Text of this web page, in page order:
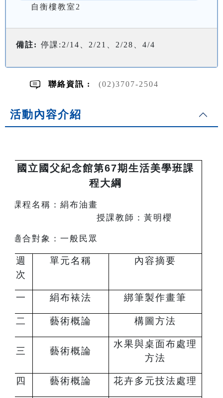
自衡樓教室2
備註: 停課:2/14、2/21、2/28、4/4
聯絡資訊 : (02)3707-2504
活動內容介紹
國立國父紀念館第67期生活美學班課
程大綱
課程名稱：絹布油畫
授課教師：黃明櫻
適合對象：一般民眾
週
次
單元名稱 內容摘要
一 絹布裱法 綁筆製作畫筆
二 藝術概論 構圖方法
三 藝術概論
水果與桌面布處理
方法
四 藝術概論 花卉多元技法處理